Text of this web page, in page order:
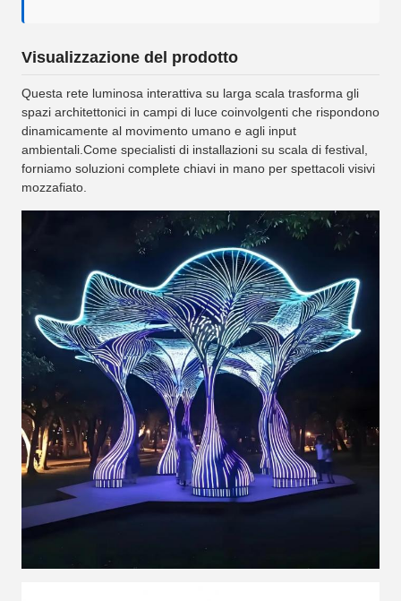
Visualizzazione del prodotto
Questa rete luminosa interattiva su larga scala trasforma gli
spazi architettonici in campi di luce coinvolgenti che rispondono
dinamicamente al movimento umano e agli input
ambientali.Come specialisti di installazioni su scala di festival,
forniamo soluzioni complete chiavi in mano per spettacoli visivi
mozzafiato.